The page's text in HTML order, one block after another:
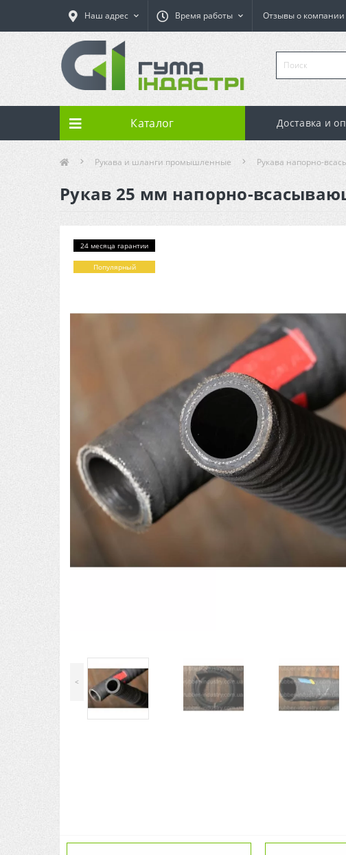
Наш адрес Время работы Отзывы о компании
Каталог Доставка и
Рукава и шланги промышленные Рукава напорно-
Рукав 25 мм напорно-
24 месяца гарантии
Популярный
<